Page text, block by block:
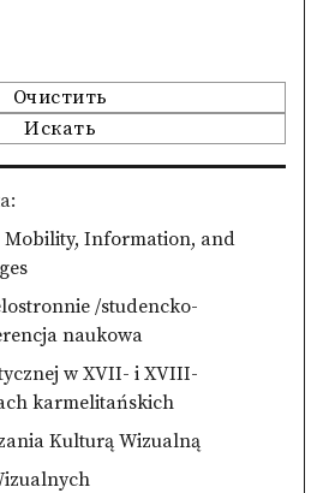
Очистить
Искать
Mobility, Information, and
/studencko-
naukowa
w XVII- i XVIII-
karmelitańskich
Kulturą Wizualną